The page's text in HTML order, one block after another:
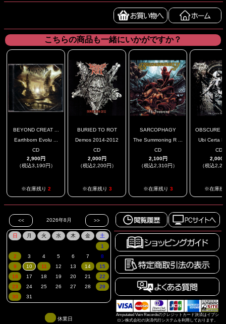
こちらの商品も一緒にいかがですか？
BEYOND CREAT ...
Earthborn Evolu ...
CD
2,900円
（税込3,190円）
※在庫残り 2
BURIED TO ROT
Demos 2014-2012
CD
2,000円
（税込2,200円）
※在庫残り 3
SARCOPHAGY
The Summoning R ...
CD
2,100円
（税込2,310円）
※在庫残り 3
OBSCURE
Ubi Certa
CD
2,000
（税込
※在庫残
Amputated Vein Recordsのクレジットカード決済はイプシ
ロン株式会社の決済代行システムを利用しております。
休業日